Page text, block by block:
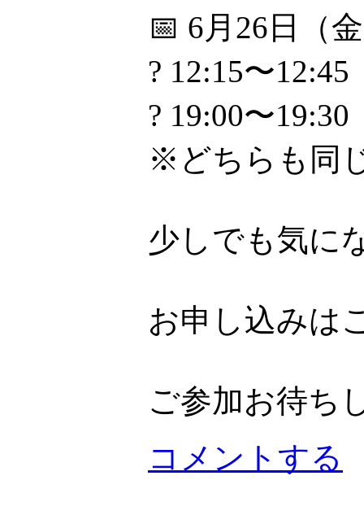
📅 6月26日（
? 12:15〜12:45
? 19:00〜19:30
※どちらも同
少しでも気に
お申し込みは
ご参加お待ち
コメントする